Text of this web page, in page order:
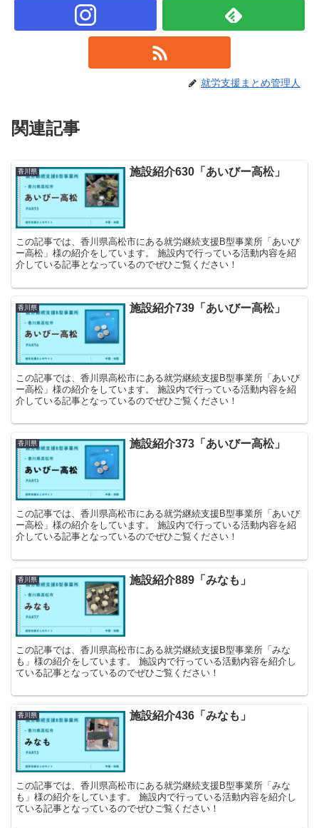
就労支援まとめ管理人
関連記事
香川県 施設紹介630「あいびー高松」
この記事では、香川県高松市にある就労継続支援B型事業所「あいび
ー高松」様の紹介をしています。 施設内で行っている活動内容を紹
介している記事となっているのでぜひご覧ください！
香川県 施設紹介739「あいびー高松」
この記事では、香川県高松市にある就労継続支援B型事業所「あいび
ー高松」様の紹介をしています。 施設内で行っている活動内容を紹
介している記事となっているのでぜひご覧ください！
香川県 施設紹介373「あいびー高松」
この記事では、香川県高松市にある就労継続支援B型事業所「あいび
ー高松」様の紹介をしています。 施設内で行っている活動内容を紹
介している記事となっているのでぜひご覧ください！
香川県 施設紹介889「みなも」
この記事では、香川県高松市にある就労継続支援B型事業所「みな
も」様の紹介をしています。 施設内で行っている活動内容を紹介し
ている記事となっているのでぜひご覧ください！
香川県 施設紹介436「みなも」
この記事では、香川県高松市にある就労継続支援B型事業所「みな
も」様の紹介をしています。 施設内で行っている活動内容を紹介し
ている記事となっているのでぜひご覧ください！